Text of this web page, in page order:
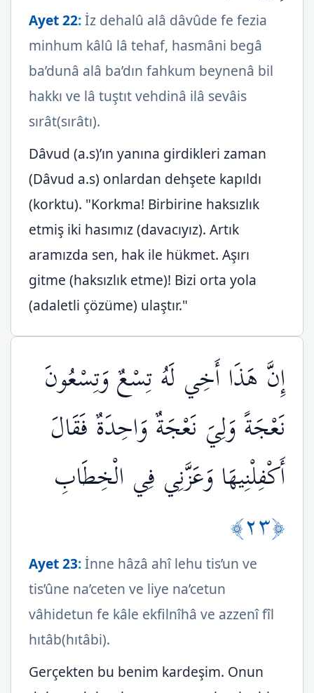
Ayet 22:İz dehalû alâ dâvûde fe fezia
minhum kâlû lâ tehaf, hasmâni begâ
ba’dunâ alâ ba’dın fahkum beynenâ bil
hakkı ve lâ tuştıt vehdinâ ilâ sevâis
sırât(sırâtı).
Dâvud (a.s)’ın yanına girdikleri zaman
(Dâvud a.s) onlardan dehşete kapıldı
(korktu). "Korkma! Birbirine haksızlık
etmiş iki hasımız (davacıyız). Artık
aramızda sen, hak ile hükmet. Aşırı
gitme (haksızlık etme)! Bizi orta yola
(adaletli çözüme) ulaştır."
إِنَّ هَذَا أَخِي لَهُ تِسْعٌ وَتِسْعُونَ
نَعْجَةً وَلِيَ نَعْجَةٌ وَاحِدَةٌ فَقَالَ
أَكْفِلْنِيهَا وَعَزَّنِي فِي الْخِطَابِ
﴿٢٣﴾
Ayet 23:İnne hâzâ ahî lehu tis’un ve
tis’ûne na’ceten ve liye na’cetun
vâhidetun fe kâle ekfilnîhâ ve azzenî fîl
hıtâb(hıtâbi).
Gerçekten bu benim kardeşim. Onun